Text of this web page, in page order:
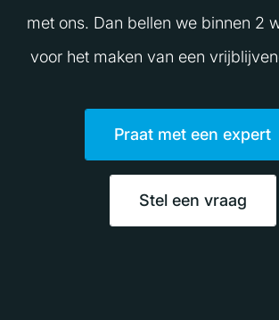
met ons. Dan bellen we binnen 2
voor het maken van een
Praat met een expert
Stel een vraag